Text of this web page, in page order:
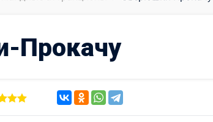
Прокачу